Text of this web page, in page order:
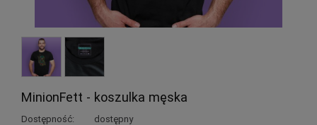
MinionFett - koszulka męska
Dostępność:
dostępny